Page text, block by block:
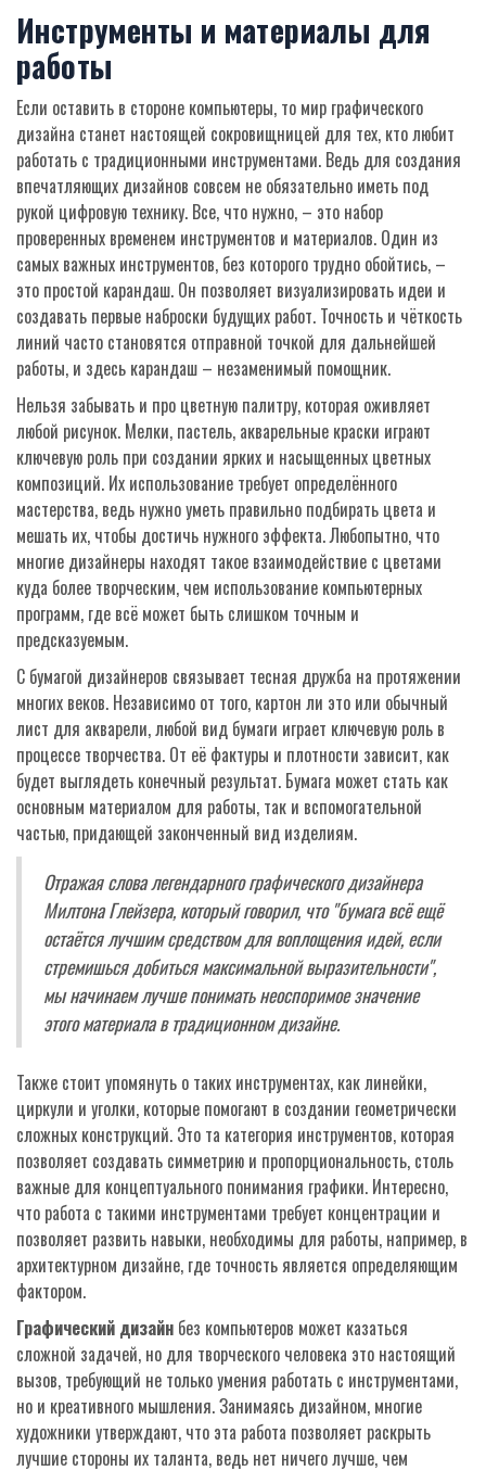
Инструменты и материалы для
работы
Если оставить в стороне компьютеры, то мир графического
дизайна станет настоящей сокровищницей для тех, кто любит
работать с традиционными инструментами. Ведь для создания
впечатляющих дизайнов совсем не обязательно иметь под
рукой цифровую технику. Все, что нужно, – это набор
проверенных временем инструментов и материалов. Один из
самых важных инструментов, без которого трудно обойтись, –
это простой карандаш. Он позволяет визуализировать идеи и
создавать первые наброски будущих работ. Точность и чёткость
линий часто становятся отправной точкой для дальнейшей
работы, и здесь карандаш – незаменимый помощник.
Нельзя забывать и про цветную палитру, которая оживляет
любой рисунок. Мелки, пастель, акварельные краски играют
ключевую роль при создании ярких и насыщенных цветных
композиций. Их использование требует определённого
мастерства, ведь нужно уметь правильно подбирать цвета и
мешать их, чтобы достичь нужного эффекта. Любопытно, что
многие дизайнеры находят такое взаимодействие с цветами
куда более творческим, чем использование компьютерных
программ, где всё может быть слишком точным и
предсказуемым.
С бумагой дизайнеров связывает тесная дружба на протяжении
многих веков. Независимо от того, картон ли это или обычный
лист для акварели, любой вид бумаги играет ключевую роль в
процессе творчества. От её фактуры и плотности зависит, как
будет выглядеть конечный результат. Бумага может стать как
основным материалом для работы, так и вспомогательной
частью, придающей законченный вид изделиям.
Отражая слова легендарного графического дизайнера
Милтона Глейзера, который говорил, что "бумага всё ещё
остаётся лучшим средством для воплощения идей, если
стремишься добиться максимальной выразительности",
мы начинаем лучше понимать неоспоримое значение
этого материала в традиционном дизайне.
Также стоит упомянуть о таких инструментах, как линейки,
циркули и уголки, которые помогают в создании геометрически
сложных конструкций. Это та категория инструментов, которая
позволяет создавать симметрию и пропорциональность, столь
важные для концептуального понимания графики. Интересно,
что работа с такими инструментами требует концентрации и
позволяет развить навыки, необходимы для работы, например, в
архитектурном дизайне, где точность является определяющим
фактором.
Графический дизайн без компьютеров может казаться
сложной задачей, но для творческого человека это настоящий
вызов, требующий не только умения работать с инструментами,
но и креативного мышления. Занимаясь дизайном, многие
художники утверждают, что эта работа позволяет раскрыть
лучшие стороны их таланта, ведь нет ничего лучше, чем